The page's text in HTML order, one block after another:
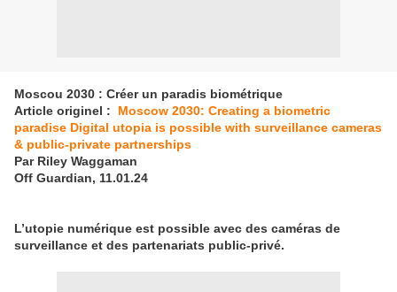
Moscou 2030 : Créer un paradis biométrique
Article originel : Moscow 2030: Creating a biometric
paradise Digital utopia is possible with surveillance cameras
& public-private partnerships
Par Riley Waggaman
Off Guardian, 11.01.24
L’utopie numérique est possible avec des caméras de
surveillance et des partenariats public-privé.